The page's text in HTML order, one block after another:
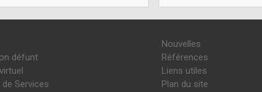
défunt
Services
Nouvelles
Références
Liens utiles
Plan du site